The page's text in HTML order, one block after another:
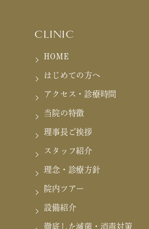
CLINIC
HOME
はじめての方へ
アクセス・診療時間
当院の特徴
理事長ご挨拶
スタッフ紹介
理念・診療方針
院内ツアー
設備紹介
徹底した滅菌・消毒対策